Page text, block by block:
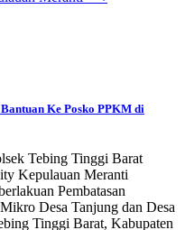
Ke Posko PPKM di
Tebing Tinggi Barat
Kepulauan Meranti
Pembatasan
Desa Tanjung dan Desa
Tinggi Barat, Kabupaten